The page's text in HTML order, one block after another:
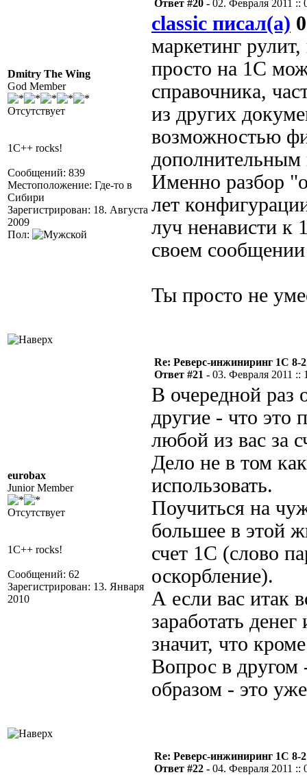
Dmitry The Wing
God Member
Отсутствует
1C++ rocks!
Сообщений: 839
Местоположение: Где-то в
Сибири
Зарегистрирован: 18. Августа
2009
Пол:
Ответ #20 - 02. Февраля 2011 ::
classic писал(а)
маркетинг
просто на 1С
справочника,
из других
возможностью
дополнительным
Именно разбор
лет
луч ненависти к
своем сообщении
Ты просто не
eurobax
Junior Member
Отсутствует
1C++ rocks!
Сообщений: 62
Зарегистрирован: 13. Января
2010
Re: Реверс-инжиниринг 1С 8-2
Ответ #21 - 03. Февраля 2011 ::
В очередной раз
другие - что это
любой из вас за
Дело не в том
использовать.
Поучиться на
большее в этой
счет 1С (слово
оскорбление).
А если вас итак
заработать
значит, что
Вопрос в
образом - это
Re: Реверс-инжиниринг 1С 8-2
Ответ #22 - 04. Февраля 2011 ::